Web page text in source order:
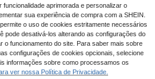
aprimorada e personalizar o
sua experiência de compra com a SHEIN.
o uso de cookies estritamente necessários
pode desativá-los alterando as configurações do
o funcionamento do site. Para saber mais sobre
configurações de cookies opcionais, selecione
informações sobre como processamos os
ver nossa Política de Privacidade.